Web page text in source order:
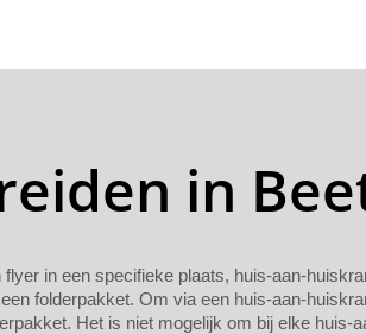
in
in een specifieke plaats, huis-aan-
folderpakket. Om via een huis-aan-
Het is niet mogelijk om bij elke huis-